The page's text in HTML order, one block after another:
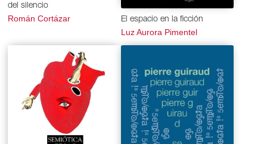
del silencio
Román Cortázar El espacio en la ficción
Luz Aurora Pimentel